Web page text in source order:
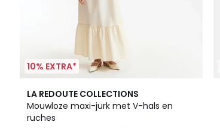
10% EXTRA*
LA REDOUTE COLLECTIONS
Mouwloze maxi-jurk met V-hals en
ruches
3,1
/
5
2
Kleuren